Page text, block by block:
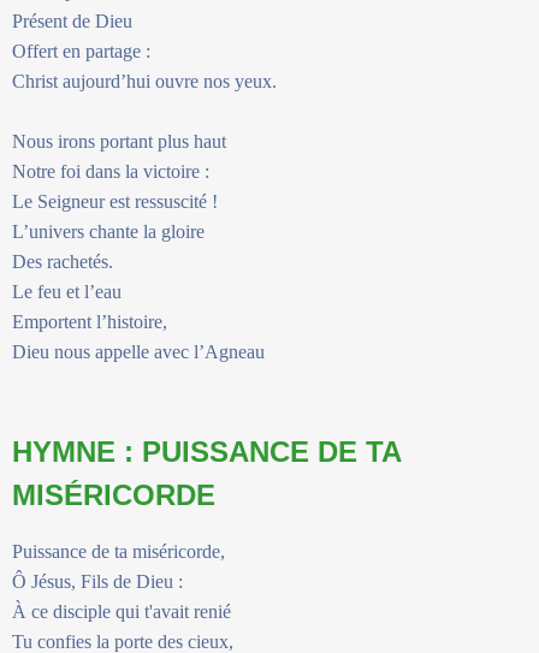
Présent de Dieu
Offert en partage :
Christ aujourd’hui ouvre nos yeux.
Nous irons portant plus haut
Notre foi dans la victoire :
Le Seigneur est ressuscité !
L’univers chante la gloire
Des rachetés.
Le feu et l’eau
Emportent l’histoire,
Dieu nous appelle avec l’Agneau
HYMNE : PUISSANCE DE TA
MISÉRICORDE
Puissance de ta miséricorde,
Ô Jésus, Fils de Dieu :
À ce disciple qui t'avait renié
Tu confies la porte des cieux,